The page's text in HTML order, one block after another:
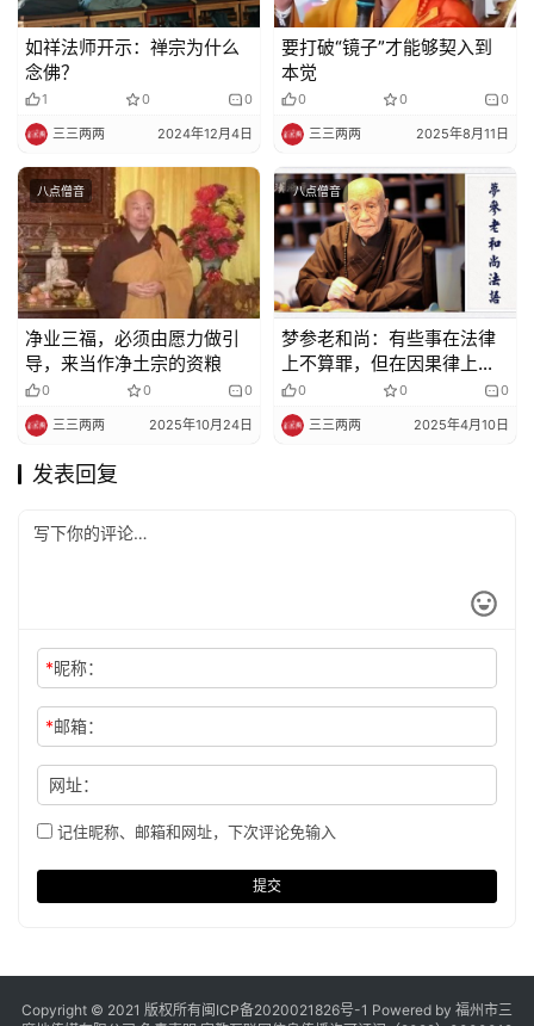
如祥法师开示：禅宗为什么
念佛？
1 0 0
三三两两 2024年12月4日
要打破“镜子”才能够契入到
本觉
0 0 0
三三两两 2025年8月11日
八点僧音
净业三福，必须由愿力做引
导，来当作净土宗的资粮
0 0 0
三三两两 2025年10月24日
八点僧音
梦参老和尚：有些事在法律
上不算罪，但在因果律上就
是罪
0 0 0
三三两两 2025年4月10日
发表回复
*昵称：
*邮箱：
网址：
记住昵称、邮箱和网址，下次评论免输入
提交
Copyright © 2021 版权所有闽ICP备2020021826号-1 Powered by 福州市三